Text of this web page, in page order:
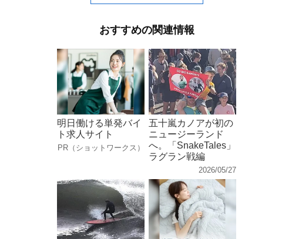
おすすめの関連情報
明日働ける単発バイ
ト求人サイト
PR（ショットワークス）
五十嵐カノアが初の
ニュージーランド
へ。「SnakeTales」
ラグラン戦編
2026/05/27